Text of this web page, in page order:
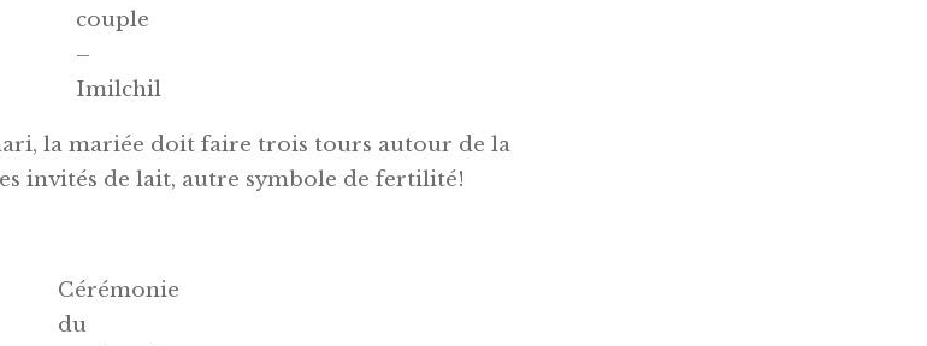
couple
–
Imilchil
la mariée doit faire trois tours autour de la
invités de lait, autre symbole de fertilité!
Cérémonie
du